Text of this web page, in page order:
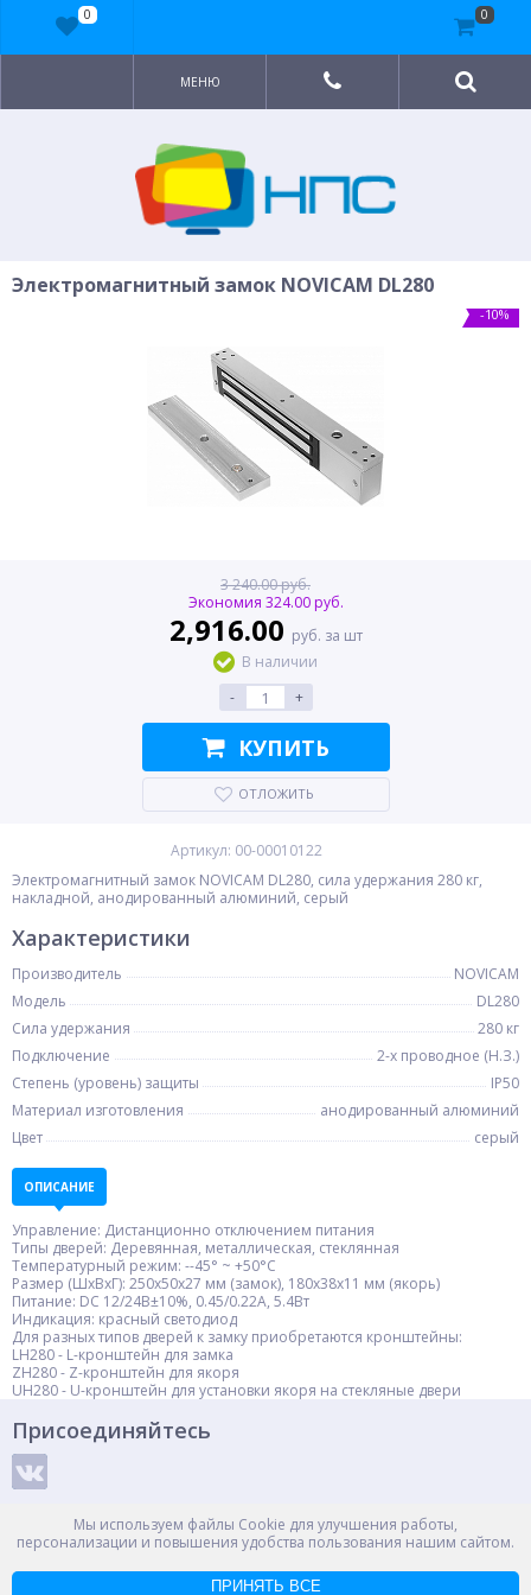
МЕНЮ
Электромагнитный замок NOVICAM DL280
-10%
3 240.00 руб.
Экономия 324.00 руб.
2,916.00 руб. за шт
В наличии
-
+
КУПИТЬ
ОТЛОЖИТЬ
Артикул: 00-00010122
Электромагнитный замок NOVICAM DL280, сила удержания 280 кг,
накладной, анодированный алюминий, серый
Характеристики
Производитель
NOVICAM
Модель
DL280
Сила удержания
280 кг
Подключение
2-х проводное (Н.З.)
Степень (уровень) защиты
IP50
Материал изготовления
анодированный алюминий
Цвет
серый
ОПИСАНИЕ
Управление: Дистанционно отключением питания
Типы дверей: Деревянная, металлическая, стеклянная
Температурный режим: --45° ~ +50°С
Размер (ШxВxГ): 250x50x27 мм (замок), 180x38x11 мм (якорь)
Питание: DC 12/24В±10%, 0.45/0.22А, 5.4Вт
Индикация: красный светодиод
Для разных типов дверей к замку приобретаются кронштейны:
LH280 - L-кронштейн для замка
ZH280 - Z-кронштейн для якоря
UH280 - U-кронштейн для установки якоря на стекляные двери
Мы используем файлы Cookie для улучшения работы,
персонализации и повышения удобства пользования нашим сайтом.
ПРИНЯТЬ ВСЕ
Присоединяйтесь
Способы оплаты
0 0